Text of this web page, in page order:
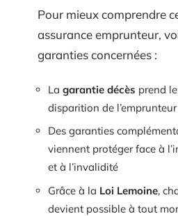
Pour mieux comprendre
assurance emprunteur,
garanties concernées :
La garantie décès prend
disparition de l’emprunteur
Des garanties
viennent protéger face à
et à l’invalidité
Grâce à la Loi Lemoine,
devient possible à tout